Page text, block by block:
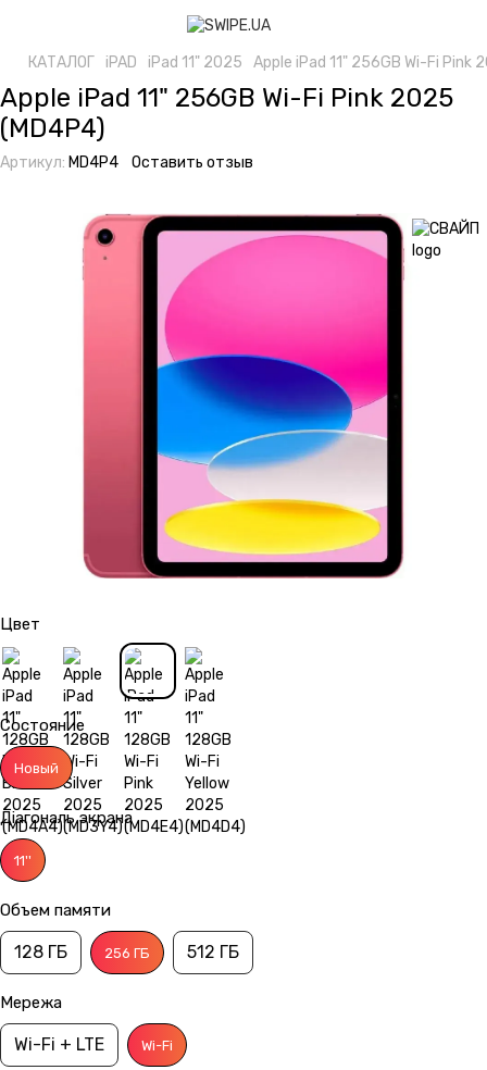
КАТАЛОГ iPAD iPad 11" 2025 Apple iPad 11" 256GB Wi-Fi Pink
Apple iPad 11" 256GB Wi-Fi Pink 2025
(MD4P4)
Артикул: MD4P4 Оставить отзыв
Цвет
Состояние
Новый
Діагональ экрана
11''
Объем памяти
128 ГБ 256 ГБ 512 ГБ
Мережа
Wi-Fi + LTE Wi-Fi